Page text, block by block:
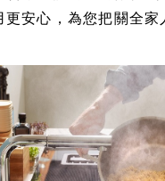
安心，為您把關全家